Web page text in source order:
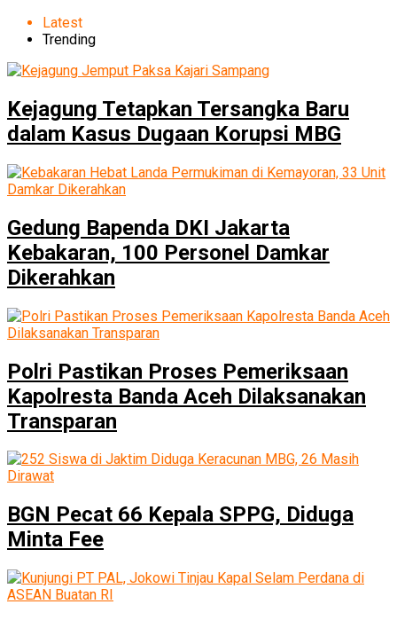
Latest
Trending
Kejagung Tetapkan Tersangka Baru
dalam Kasus Dugaan Korupsi MBG
Gedung Bapenda DKI Jakarta
Kebakaran, 100 Personel Damkar
Dikerahkan
Polri Pastikan Proses Pemeriksaan
Kapolresta Banda Aceh Dilaksanakan
Transparan
BGN Pecat 66 Kepala SPPG, Diduga
Minta Fee